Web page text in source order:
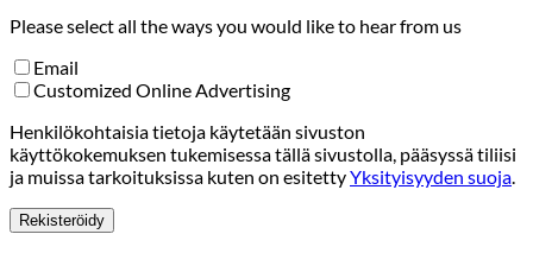
Please select all the ways you would like to hear from us
Email
Customized Online Advertising
Henkilökohtaisia tietoja käytetään sivuston
käyttökokemuksen tukemisessa tällä sivustolla, pääsyssä tiliisi
ja muissa tarkoituksissa kuten on esitettyYksityisyyden suoja
Rekisteröidy